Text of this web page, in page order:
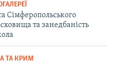
Сімферопольського
та занедбаність
ТА КРИМ